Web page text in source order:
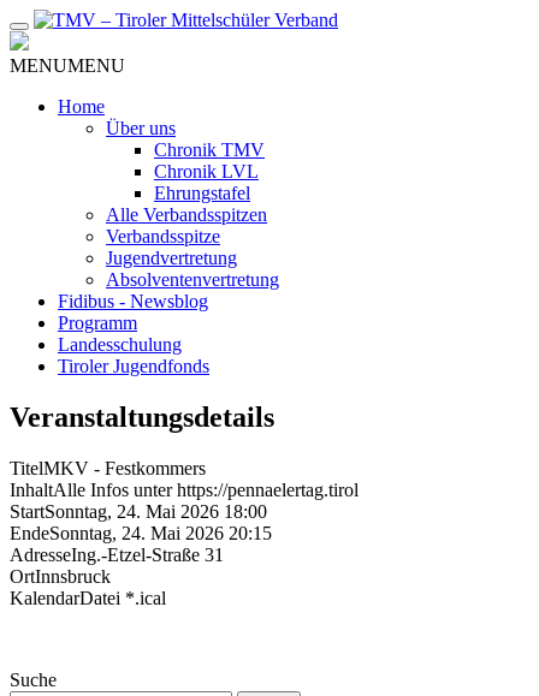
Zum
Inhalt
MENUMENU
Home
Über uns
Chronik TMV
Chronik LVL
Ehrungstafel
Alle Verbandsspitzen
Verbandsspitze
Jugendvertretung
Absolventenvertretung
Fidibus - Newsblog
Programm
Landesschulung
Tiroler Jugendfonds
Veranstaltungsdetails
TitelMKV - Festkommers
InhaltAlle Infos unter https://pennaelertag.tirol
StartSonntag, 24. Mai 2026 18:00
EndeSonntag, 24. Mai 2026 20:15
AdresseIng.-Etzel-Straße 31
OrtInnsbruck
KalendarDatei *.ical
Suche